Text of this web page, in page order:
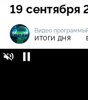
19 сентября
Видео программы
ИТОГИ ДНЯ